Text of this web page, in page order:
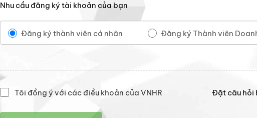
Nhu cầu đăng ký tài khoản của bạn
Đăng ký thành viên cá nhân Đăng ký Thành viên
Tôi đồng ý với các điều khoản của VNHR Đặt câu hỏi